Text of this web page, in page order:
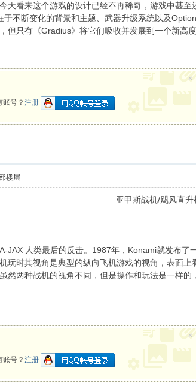
天看来这个游戏的设计已经不再稀奇，游戏中甚
不断变化的背景和主题、武器升级系统以及
但只有《Gradius》将它们吸收并发展到一个新
账号？注册
×
楼层
亚甲斯战机/飓风直
JAX 人类最后的反击。1987年，Konami就发布
玩时其视角是典型的纵向飞机游戏的视角，表面
然两种战机的视角不同，但是操作和玩法是一样
账号？注册
×